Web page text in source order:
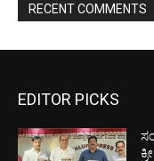
RECENT COMMENTS
EDITOR PICKS